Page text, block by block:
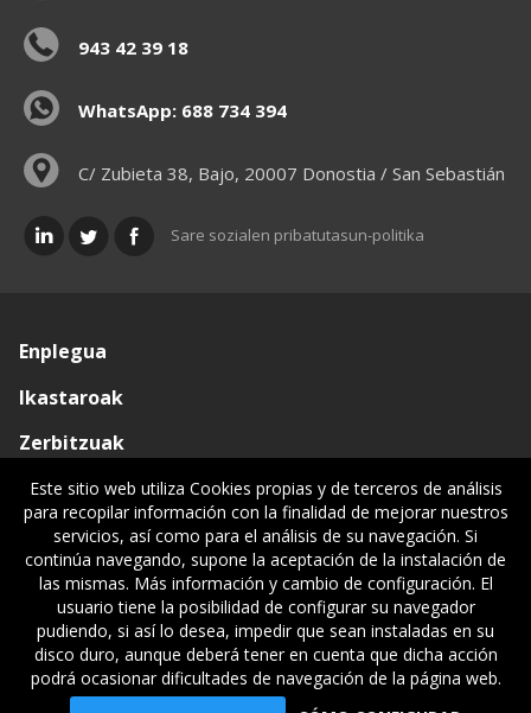
943 42 39 18
WhatsApp: 688 734 394
C/ Zubieta 38, Bajo, 20007 Donostia / San Sebastián
Sare sozialen pribatutasun-politika
Enplegua
Ikastaroak
Zerbitzuak
Elkargoa
Oniritziak
Lehiatila Bakarra
Lege informazioa
© Gipuzkoako Industri Ingeniariaren Elkargo Ofiziala - Colegio
Este sitio web utiliza Cookies propias y de terceros de análisis
para recopilar información con la finalidad de mejorar nuestros
servicios, así como para el análisis de su navegación. Si
continúa navegando, supone la aceptación de la instalación de
las mismas. Más información y cambio de configuración. El
usuario tiene la posibilidad de configurar su navegador
pudiendo, si así lo desea, impedir que sean instaladas en su
disco duro, aunque deberá tener en cuenta que dicha acción
podrá ocasionar dificultades de navegación de la página web.